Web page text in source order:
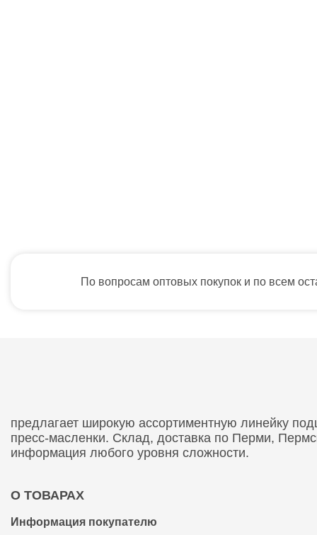
По вопросам оптовых покупок и по всем
предлагает широкую ассортиментную линейку
пресс-масленки. Склад, доставка по Перми,
информация любого уровня сложности.
О ТОВАРАХ
Информация покупателю